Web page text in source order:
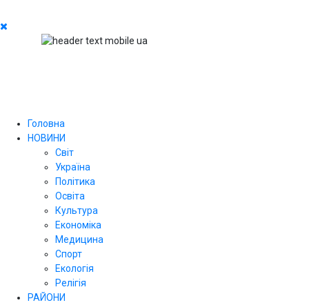
Головна
НОВИНИ
Світ
Україна
Політика
Освіта
Культура
Економіка
Медицина
Спорт
Екологія
Релігія
РАЙОНИ